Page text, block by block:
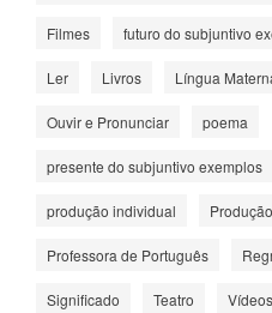
Filmes futuro do subjuntivo
Ler Livros Língua
Ouvir e Pronunciar poema
presente do subjuntivo exemplos
produção individual
Professora de Português
Significado Teatro Vídeos